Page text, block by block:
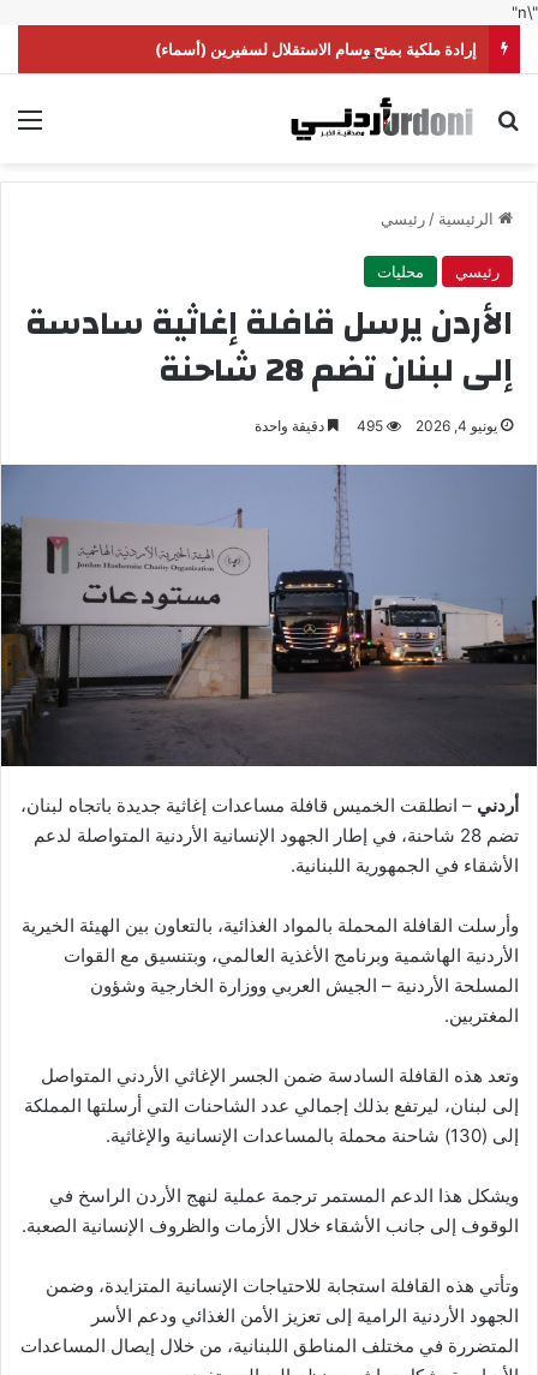
"\n"
إرادة ملكية بمنح وسام الاستقلال لسفيرين (أسماء)
بحث عن
الرئيسية /رئيسي
رئيسي محليات
الأردن يرسل قافلة إغاثية سادسة
إلى لبنان تضم 28 شاحنة
يونيو 4, 2026 495 دقيقة واحدة
أردني – انطلقت الخميس قافلة مساعدات إغاثية جديدة باتجاه لبنان،
تضم 28 شاحنة، في إطار الجهود الإنسانية الأردنية المتواصلة لدعم
الأشقاء في الجمهورية اللبنانية.
وأرسلت القافلة المحملة بالمواد الغذائية، بالتعاون بين الهيئة الخيرية
الأردنية الهاشمية وبرنامج الأغذية العالمي، وبتنسيق مع القوات
المسلحة الأردنية – الجيش العربي ووزارة الخارجية وشؤون
المغتربين.
وتعد هذه القافلة السادسة ضمن الجسر الإغاثي الأردني المتواصل
إلى لبنان، ليرتفع بذلك إجمالي عدد الشاحنات التي أرسلتها المملكة
إلى (130) شاحنة محملة بالمساعدات الإنسانية والإغاثية.
ويشكل هذا الدعم المستمر ترجمة عملية لنهج الأردن الراسخ في
الوقوف إلى جانب الأشقاء خلال الأزمات والظروف الإنسانية الصعبة.
وتأتي هذه القافلة استجابة للاحتياجات الإنسانية المتزايدة، وضمن
الجهود الأردنية الرامية إلى تعزيز الأمن الغذائي ودعم الأسر
المتضررة في مختلف المناطق اللبنانية، من خلال إيصال المساعدات